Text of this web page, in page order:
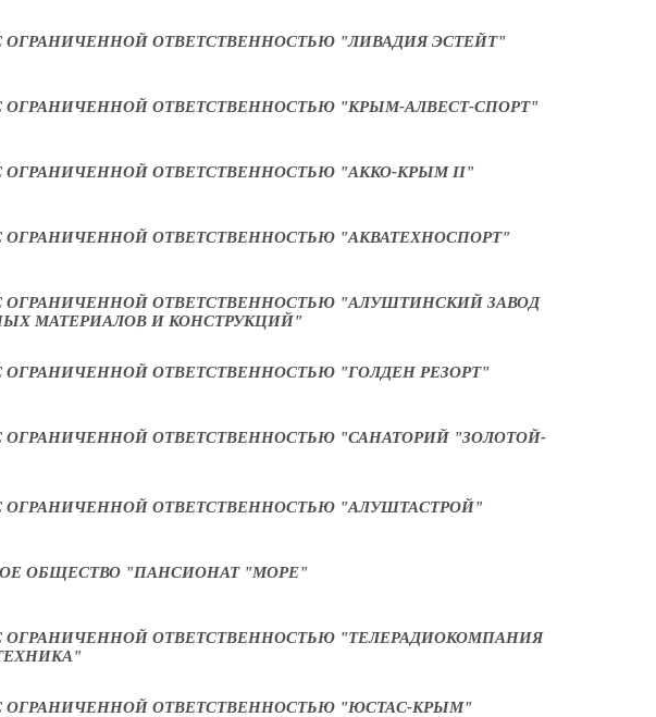
ОГРАНИЧЕННОЙ ОТВЕТСТВЕННОСТЬЮ "ЛИВАДИЯ ЭСТЕЙТ"
ОГРАНИЧЕННОЙ ОТВЕТСТВЕННОСТЬЮ "КРЫМ-АЛВЕСТ-СПОРТ"
ОГРАНИЧЕННОЙ ОТВЕТСТВЕННОСТЬЮ "АККО-КРЫМ II"
ОГРАНИЧЕННОЙ ОТВЕТСТВЕННОСТЬЮ "АКВАТЕХНОСПОРТ"
ОГРАНИЧЕННОЙ ОТВЕТСТВЕННОСТЬЮ "АЛУШТИНСКИЙ ЗАВОД
МАТЕРИАЛОВ И КОНСТРУКЦИЙ"
ОГРАНИЧЕННОЙ ОТВЕТСТВЕННОСТЬЮ "ГОЛДЕН РЕЗОРТ"
ОГРАНИЧЕННОЙ ОТВЕТСТВЕННОСТЬЮ "САНАТОРИЙ "ЗОЛОТОЙ-
ОГРАНИЧЕННОЙ ОТВЕТСТВЕННОСТЬЮ "АЛУШТАСТРОЙ"
ОБЩЕСТВО "ПАНСИОНАТ "МОРЕ"
ОГРАНИЧЕННОЙ ОТВЕТСТВЕННОСТЬЮ "ТЕЛЕРАДИОКОМПАНИЯ
ОГРАНИЧЕННОЙ ОТВЕТСТВЕННОСТЬЮ "ЮСТАС-КРЫМ"